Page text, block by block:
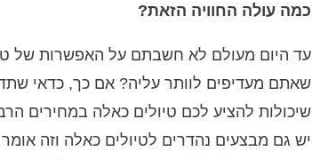
כמה עולה החוויה הזאת?
עד היום מעולם לא חשבתם על האפשרות של
שאתם מעדיפים לוותר עליה? אם כך, כדאי
שיכולות להציע לכם טיולים כאלה במחירים
יש גם מבצעים נהדרים לטיולים כאלה וזה